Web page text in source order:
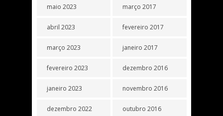
maio 2023
abril 2023
março 2023
fevereiro 2023
janeiro 2023
dezembro 2022
março 2017
fevereiro 2017
janeiro 2017
dezembro 2016
novembro 2016
outubro 2016